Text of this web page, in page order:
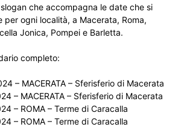
che accompagna le date che si
per ogni località, a Macerata, Roma,
Jonica, Pompei e Barletta.
completo:
– MACERATA – Sferisferio di Macerata
– MACERATA – Sferisferio di Macerata
– ROMA – Terme di Caracalla
– ROMA – Terme di Caracalla